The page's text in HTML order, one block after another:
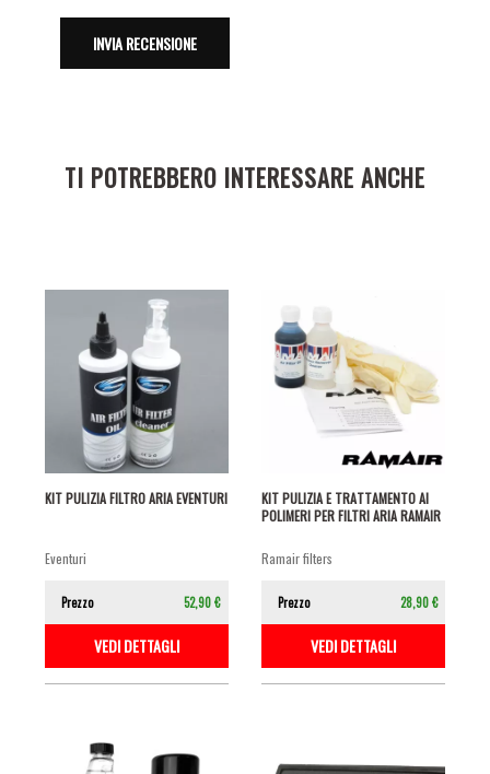
TI POTREBBERO INTERESSARE ANCHE
KIT PULIZIA FILTRO ARIA EVENTURI
eventuri
Prezzo 52,90 €
VEDI DETTAGLI
KIT PULIZIA E TRATTAMENTO AI
POLIMERI PER FILTRI ARIA RAMAIR
ramair filters
Prezzo 28,90 €
VEDI DETTAGLI